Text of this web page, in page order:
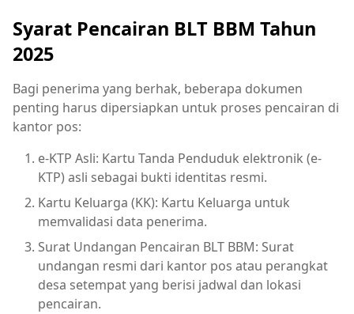
Syarat Pencairan BLT BBM Tahun
2025
Bagi penerima yang berhak, beberapa dokumen
penting harus dipersiapkan untuk proses pencairan di
kantor pos:
e-KTP Asli: Kartu Tanda Penduduk elektronik (e-
KTP) asli sebagai bukti identitas resmi.
Kartu Keluarga (KK): Kartu Keluarga untuk
memvalidasi data penerima.
Surat Undangan Pencairan BLT BBM: Surat
undangan resmi dari kantor pos atau perangkat
desa setempat yang berisi jadwal dan lokasi
pencairan.